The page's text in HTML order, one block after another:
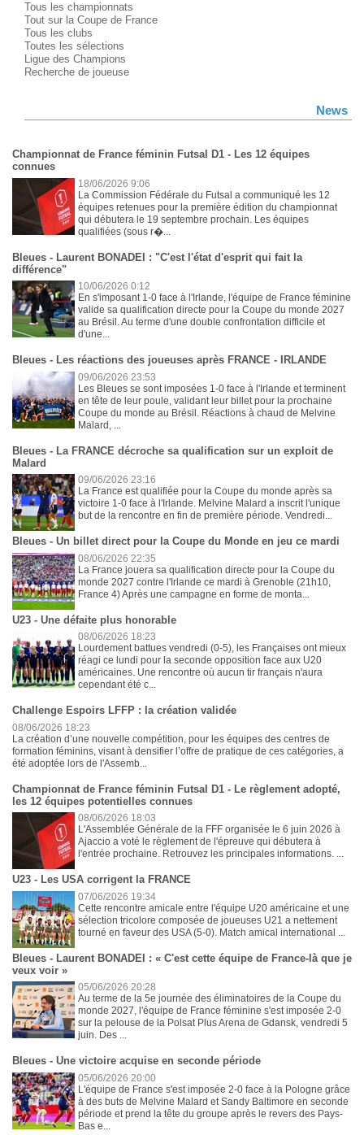
Tous les championnats
Tout sur la Coupe de France
Tous les clubs
Toutes les sélections
Ligue des Champions
Recherche de joueuse
News
Championnat de France féminin Futsal D1 - Les 12 équipes
connues
18/06/2026 9:06
La Commission Fédérale du Futsal a communiqué les 12
équipes retenues pour la première édition du championnat
qui débutera le 19 septembre prochain. Les équipes
qualifiées (sous r�...
Bleues - Laurent BONADEI : "C'est l'état d'esprit qui fait la
différence"
10/06/2026 0:12
En s'imposant 1-0 face à l'Irlande, l'équipe de France féminine
valide sa qualification directe pour la Coupe du monde 2027
au Brésil. Au terme d'une double confrontation difficile et
d'une...
Bleues - Les réactions des joueuses après FRANCE - IRLANDE
09/06/2026 23:53
Les Bleues se sont imposées 1-0 face à l'Irlande et terminent
en tête de leur poule, validant leur billet pour la prochaine
Coupe du monde au Brésil. Réactions à chaud de Melvine
Malard, ...
Bleues - La FRANCE décroche sa qualification sur un exploit de
Malard
09/06/2026 23:16
La France est qualifiée pour la Coupe du monde après sa
victoire 1-0 face à l'Irlande. Melvine Malard a inscrit l'unique
but de la rencontre en fin de première période. Vendredi...
Bleues - Un billet direct pour la Coupe du Monde en jeu ce mardi
08/06/2026 22:35
La France jouera sa qualification directe pour la Coupe du
monde 2027 contre l'Irlande ce mardi à Grenoble (21h10,
France 4) Après une campagne en forme de monta...
U23 - Une défaite plus honorable
08/06/2026 18:23
Lourdement battues vendredi (0-5), les Françaises ont mieux
réagi ce lundi pour la seconde opposition face aux U20
américaines. Une rencontre où aucun tir français n'aura
cependant été c...
Challenge Espoirs LFFP : la création validée
08/06/2026 18:23
La création d’une nouvelle compétition, pour les équipes des centres de
formation féminins, visant à densifier l’offre de pratique de ces catégories, a
été adoptée lors de l'Assemb...
Championnat de France féminin Futsal D1 - Le règlement adopté,
les 12 équipes potentielles connues
08/06/2026 18:03
L'Assemblée Générale de la FFF organisée le 6 juin 2026 à
Ajaccio a voté le règlement de l'épreuve qui débutera à
l'entrée prochaine. Retrouvez les principales informations. ...
U23 - Les USA corrigent la FRANCE
07/06/2026 19:34
Cette rencontre amicale entre l'équipe U20 américaine et une
sélection tricolore composée de joueuses U21 a nettement
tourné en faveur des USA (5-0). Match amical international ...
Bleues - Laurent BONADEI : « C'est cette équipe de France-là que je
veux voir »
05/06/2026 20:28
Au terme de la 5e journée des éliminatoires de la Coupe du
monde 2027, l'équipe de France féminine s'est imposée 2-0
sur la pelouse de la Polsat Plus Arena de Gdansk, vendredi 5
juin. Des ...
Bleues - Une victoire acquise en seconde période
05/06/2026 20:00
L'équipe de France s'est imposée 2-0 face à la Pologne grâce
à des buts de Melvine Malard et Sandy Baltimore en seconde
période et prend la tête du groupe après le revers des Pays-
Bas e...